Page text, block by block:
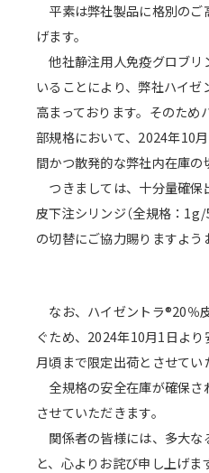
平素は弊社製品に格別のご
げます。
他社静注用人免疫グロブリ
いることにより、弊社ハイ
高まっております。そのた
部規格において、2024年10
間かつ散発的な弊社内在庫の
つきましては、十分量確保
皮下注シリンジ（全規格：
の切替にご協力賜りますよう
なお、ハイゼントラ®20％
ぐため、2024年10月1日よ
月頃まで限定出荷とさせてい
全規格の安全在庫が確保さ
させていただきます。
関係者の皆様には、多大な
と、心よりお詫び申し上げま